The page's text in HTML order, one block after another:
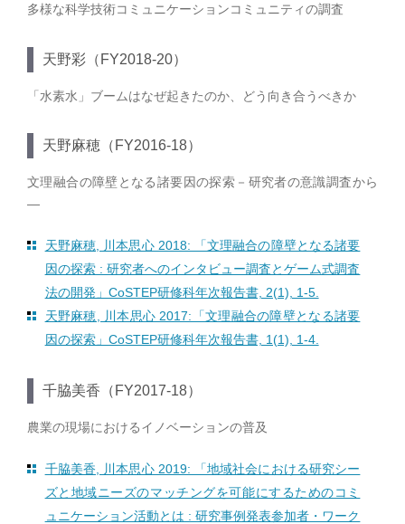
多様な科学技術コミュニケーションコミュニティの調査
天野彩（FY2018-20）
「水素水」ブームはなぜ起きたのか、どう向き合うべきか
天野麻穂（FY2016-18）
文理融合の障壁となる諸要因の探索－研究者の意識調査から
―
天野麻穂, 川本思心 2018: 「文理融合の障壁となる諸要
因の探索 : 研究者へのインタビュー調査とゲーム式調査
法の開発」CoSTEP研修科年次報告書, 2(1), 1-5.
天野麻穂, 川本思心 2017:「文理融合の障壁となる諸要
因の探索」CoSTEP研修科年次報告書, 1(1), 1-4.
千脇美香（FY2017-18）
農業の現場におけるイノベーションの普及
千脇美香, 川本思心 2019: 「地域社会における研究シー
ズと地域ニーズのマッチングを可能にするためのコミ
ュニケーション活動とは : 研究事例発表参加者・ワーク